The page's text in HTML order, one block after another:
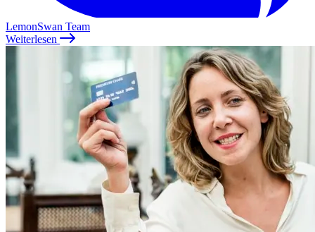
LemonSwan Team
Weiterlesen